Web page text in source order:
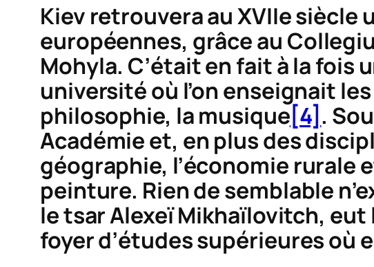
Kiev retrouvera au XVIIe siècle
européennes, grâce au
Mohyla. C’était en fait à la fois
université où l’on enseignait
philosophie, la musique[4] .
Académie et, en plus des
géographie, l’économie rurale
peinture. Rien de semblable
le tsar Alexeï Mikhaïlovitch, eut
foyer d’études supérieures où